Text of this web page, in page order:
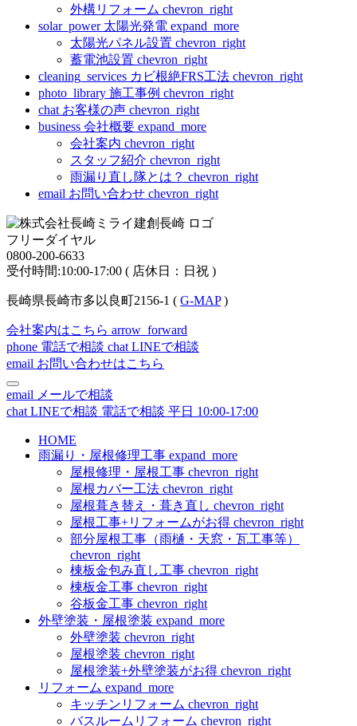
外構リフォーム chevron_right
solar_power 太陽光発電 expand_more
太陽光パネル設置 chevron_right
蓄電池設置 chevron_right
cleaning_services カビ根絶FRS工法 chevron_right
photo_library 施工事例 chevron_right
chat お客様の声 chevron_right
business 会社概要 expand_more
会社案内 chevron_right
スタッフ紹介 chevron_right
雨漏り直し隊とは？ chevron_right
email お問い合わせ chevron_right
フリーダイヤル
0800-200-6633
受付時間:10:00-17:00 ( 店休日：日祝 )
長崎県長崎市多以良町2156-1 ( G-MAP)
会社案内はこちら arrow_forward
phone 電話で相談 chat LINEで相談
email お問い合わせはこちら
email メールで相談
chat LINEで相談 電話で相談 平日 10:00-17:00
HOME
雨漏り・屋根修理工事 expand_more
屋根修理・屋根工事 chevron_right
屋根カバー工法 chevron_right
屋根葺き替え・葺き直し chevron_right
屋根工事+リフォームがお得 chevron_right
部分屋根工事（雨樋・天窓・瓦工事等）
chevron_right
棟板金包み直し工事 chevron_right
棟板金工事 chevron_right
谷板金工事 chevron_right
外壁塗装・屋根塗装 expand_more
外壁塗装 chevron_right
屋根塗装 chevron_right
屋根塗装+外壁塗装がお得 chevron_right
リフォーム expand_more
キッチンリフォーム chevron_right
バスルームリフォーム chevron_right